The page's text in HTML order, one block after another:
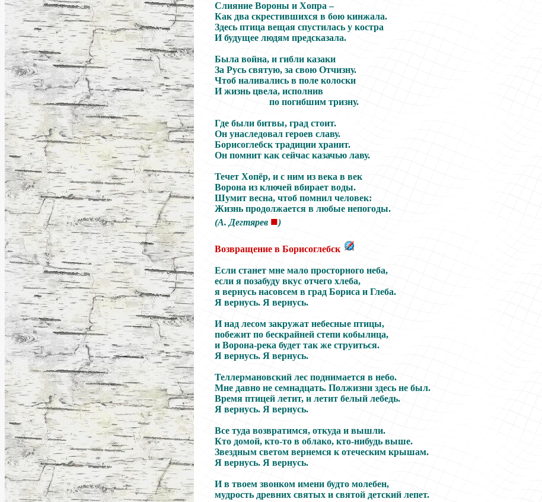
Слияние Вороны и Хопра –
Как два скрестившихся в бою кинжала.
Здесь птица вещая спустилась у костра
И будущее людям предсказала.
Была война, и гибли казаки
За Русь святую, за свою Отчизну.
Чтоб наливались в поле колоски
И жизнь цвела, исполнив
по погибшим тризну.
Где были битвы, град стоит.
Он унаследовал героев славу.
Борисоглебск традиции хранит.
Он помнит как сейчас казачью лаву.
Течет Хопёр, и с ним из века в век
Ворона из ключей вбирает воды.
Шумит весна, чтоб помнил человек:
Жизнь продолжается в любые непогоды.
(А. Дегтярев ■)
Возвращение в Борисоглебск
Если станет мне мало просторного неба,
если я позабуду вкус отчего хлеба,
я вернусь насовсем в град Бориса и Глеба.
Я вернусь. Я вернусь.
И над лесом закружат небесные птицы,
побежит по бескрайней степи кобылица,
и Ворона-река будет так же струиться.
Я вернусь. Я вернусь.
Теллермановский лес поднимается в небо.
Мне давно не семнадцать. Полжизни здесь не был.
Время птицей летит, и летит белый лебедь.
Я вернусь. Я вернусь.
Все туда возвратимся, откуда и вышли.
Кто домой, кто-то в облако, кто-нибудь выше.
Звездным светом вернемся к отеческим крышам.
Я вернусь. Я вернусь.
И в твоем звонком имени будто молебен,
мудрость древних святых и святой детский лепет.